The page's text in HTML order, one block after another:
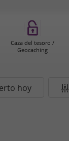
Caza del tesoro /
Geocaching
hoy